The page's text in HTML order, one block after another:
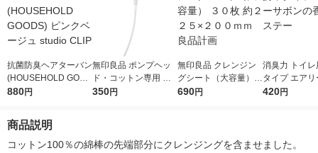
抗菌防臭ヘアターバン
(HOUSEHOLD GOOD
S) ピンクベージュ stu
880円
無印良品 ポンプヘッ
ド・コットン専用 化
粧水用 良品計画
350円
無印良品 クレンジン
グシート（大容量）
３０枚 約２２５×２０
690円
消臭力 トイレ
タイプ エア
ンの香り エス
420円
商品説明
コットン100％の綿棒の先端部分にクレンジングを含ませました。